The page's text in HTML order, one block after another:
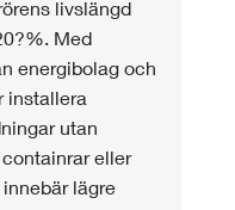
livslängd
Med
energibolag och
installera
utan
eller
lägre